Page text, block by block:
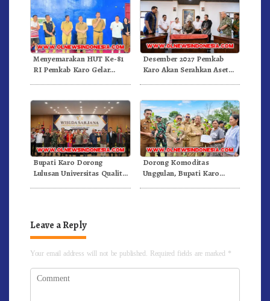
Menyemarakan HUT Ke-81
RI Pemkab Karo Gelar
Desember 2027 Pemkab
Karo Akan Serahkan Aset
Bupati Karo Dorong
Lulusan Universitas Quality
Dorong Komoditas
Unggulan, Bupati Karo
Leave a Reply
Your email address will not be published. Required fields are marked *